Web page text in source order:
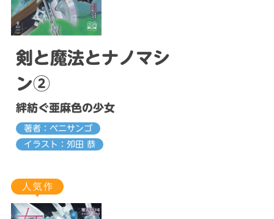
剣と魔法とナノマシ
ン②
絆紡ぐ亜麻色の少女
著者：ベニサンゴ
イラスト：夘田 恭